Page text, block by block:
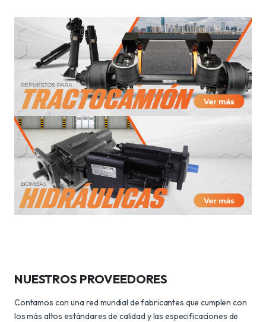
NUESTROS PROVEEDORES
Contamos con una red mundial de fabricantes que cumplen con
los más altos estándares de calidad y las especificaciones de